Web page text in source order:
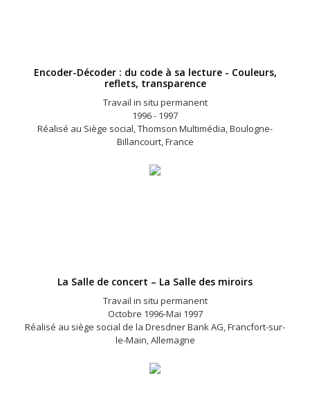
Encoder-Décoder : du code à sa lecture - Couleurs,
reflets, transparence
Travail in situ permanent
1996 - 1997
Réalisé au Siège social, Thomson Multimédia, Boulogne-
Billancourt, France
La Salle de concert – La Salle des miroirs
Travail in situ permanent
Octobre 1996-Mai 1997
Réalisé au siège social de la Dresdner Bank AG, Francfort-sur-
le-Main, Allemagne